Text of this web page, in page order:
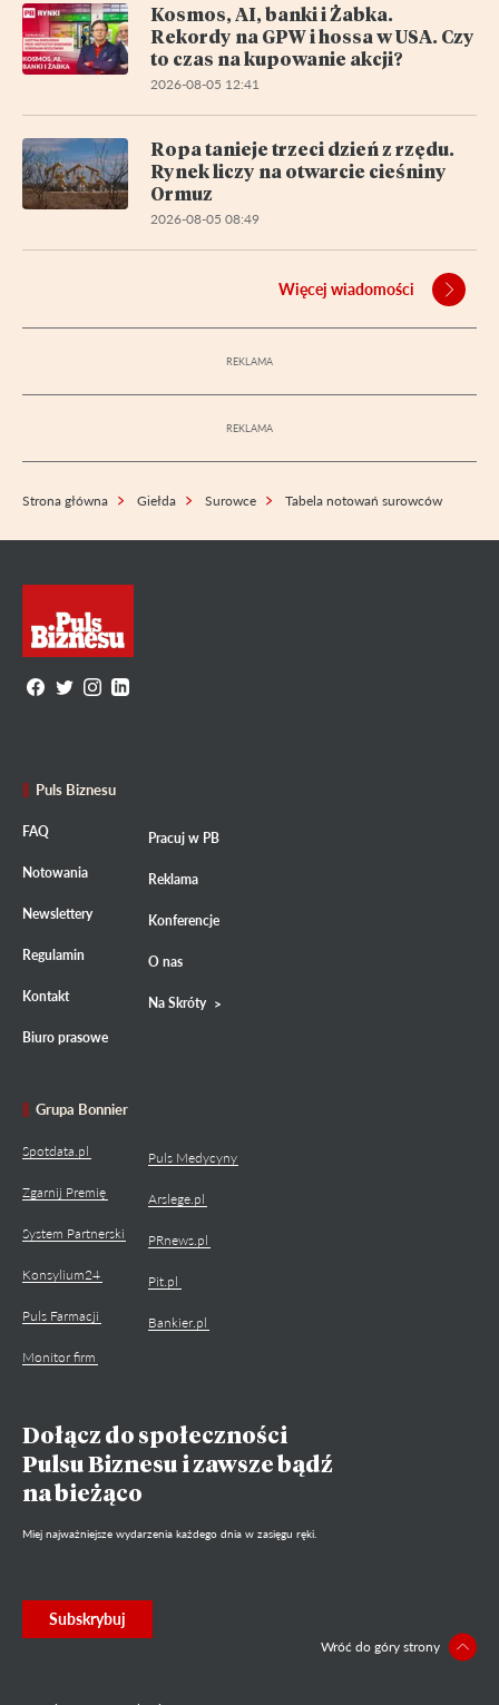
Kosmos, AI, banki i Żabka.
Rekordy na GPW i hossa w USA. Czy
to czas na kupowanie akcji?
2026-08-05 12:41
Ropa tanieje trzeci dzień z rzędu.
Rynek liczy na otwarcie cieśniny
Ormuz
2026-08-05 08:49
Więcej wiadomości
Strona główna Giełda Surowce Tabela notowań surowców
Puls Biznesu
FAQ
Notowania
Newslettery
Regulamin
Kontakt
Biuro prasowe
Pracuj w PB
Reklama
Konferencje
O nas
Na Skróty
Grupa Bonnier
Spotdata.pl
Zgarnij Premię
System Partnerski
Konsylium24
Puls Farmacji
Monitor firm
Puls Medycyny
Arslege.pl
PRnews.pl
Pit.pl
Bankier.pl
Dołącz do społeczności
Pulsu Biznesu i zawsze bądź
na bieżąco
Miej najważniejsze wydarzenia każdego dnia w zasięgu ręki.
Subskrybuj
Wróć do góry strony